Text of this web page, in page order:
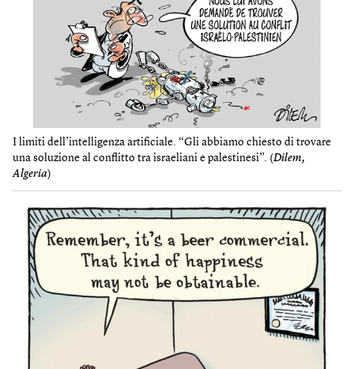
I limiti dell’intelligenza artificiale. “Gli abbiamo chiesto di trovare
una soluzione al conflitto tra israeliani e palestinesi”. (Dilem,
Algeria)